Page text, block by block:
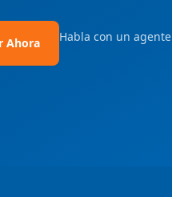
Ahora Habla con un agente